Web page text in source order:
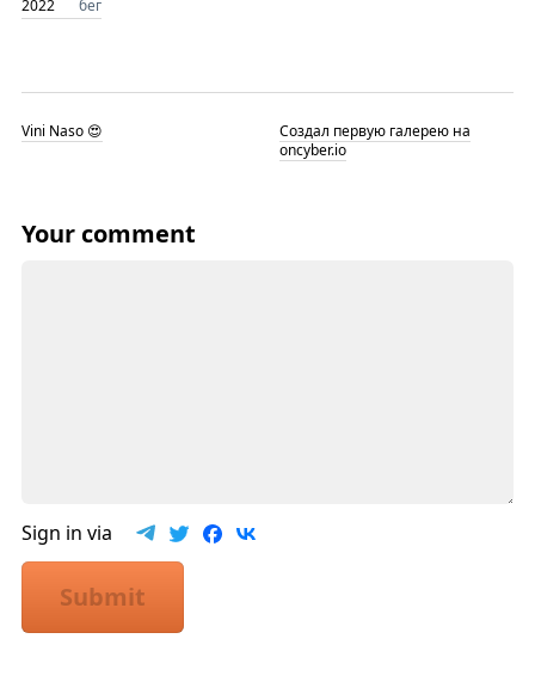
2022 бег
Vini Naso 😍
Создал первую галерею на
oncyber.io
Your comment
Sign in via
Submit